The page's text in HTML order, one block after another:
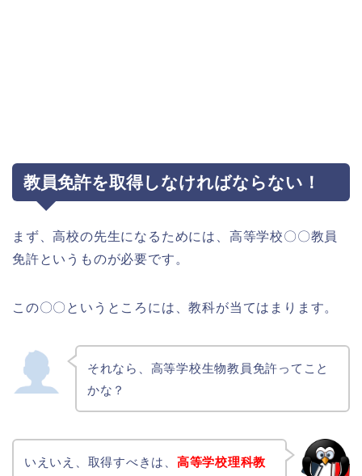
教員免許を取得しなければならない！
まず、高校の先生になるためには、高等学校〇〇教員
免許というものが必要です。
この〇〇というところには、教科が当てはまります。
それなら、高等学校生物教員免許ってこと
かな？
いえいえ、取得すべきは、 高等学校理科教